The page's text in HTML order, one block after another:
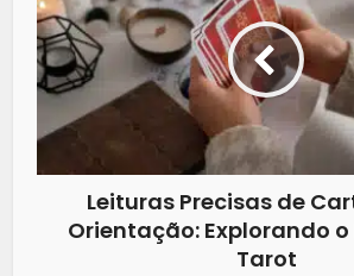
Leituras Precisas de
Orientação: Explorando
Tarot